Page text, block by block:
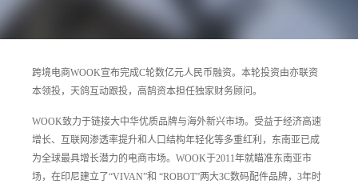
跨境电商WOOK宣布完成C轮数亿元人民币融资。本轮投资由亦联资
本领投，天鸽互动跟投，高鹄资本担任独家财务顾问。
WOOK致力于链接大中华优质品牌与海外新兴市场。受益于经济高速
增长、互联网渗透率提升和人口结构年轻化等多重红利，东南亚已成
为全球最具增长潜力的电商市场。WOOK于2011年就瞄准东南亚市
场，在印尼建立了“VIVAN”和 “ROBOT”两大3C数码配件品牌，3年时